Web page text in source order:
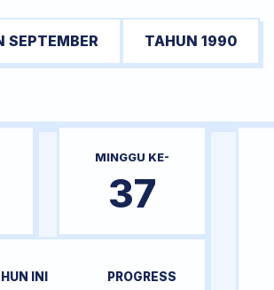
SEPTEMBER TAHUN 1990
MINGGU KE-
37
INI PROGRESS